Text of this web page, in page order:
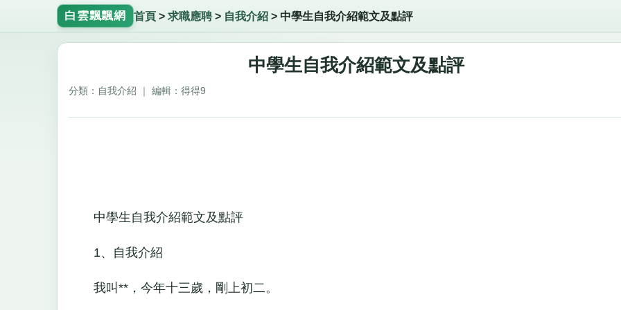
白雲飄飄網 首頁> 求職應聘> 自我介紹> 中學生自我介紹範文及點評
中學生自我介紹範文及點評
分類：自我介紹 ｜ 編輯：得得9
中學生自我介紹範文及點評
1、自我介紹
我叫**，今年十三歲，剛上初二。